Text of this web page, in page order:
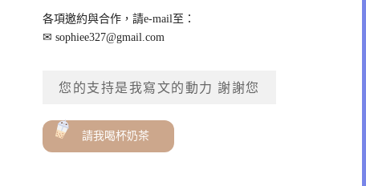
各項邀約與合作，請e-mail至：
✉sophiee327@gmail.com
您的支持是我寫文的動力 謝謝您
請我喝杯奶茶